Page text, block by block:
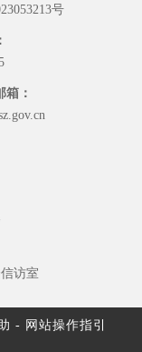
号
箱：
访室
- 网站操作指引